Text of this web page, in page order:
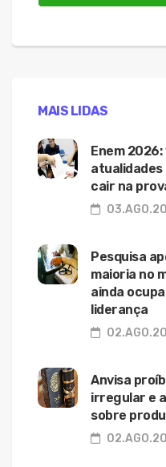
MAIS LIDAS
Enem
atualidades
cair na
Pesquisa
maioria no
ainda
liderança
Anvisa
irregular e
sobre